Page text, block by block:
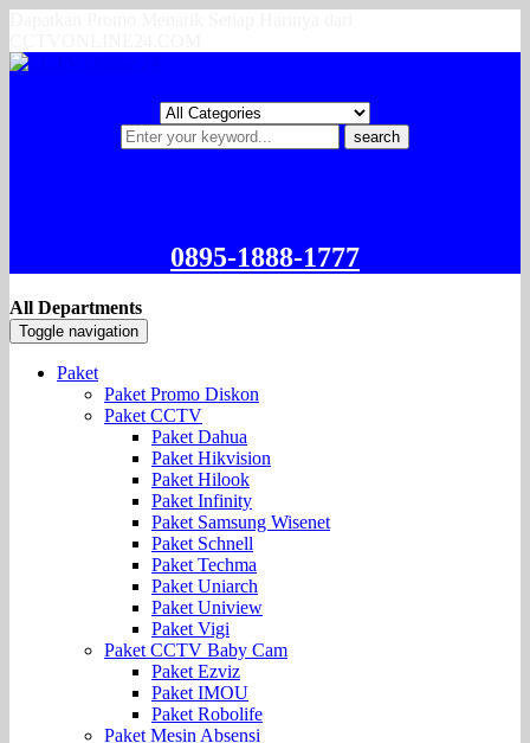
search
0895-1888-1777
All Departments
Toggle navigation
Paket
Paket Promo Diskon
Paket CCTV
Paket Dahua
Paket Hikvision
Paket Hilook
Paket Infinity
Paket Samsung Wisenet
Paket Schnell
Paket Techma
Paket Uniarch
Paket Uniview
Paket Vigi
Paket CCTV Baby Cam
Paket Ezviz
Paket IMOU
Paket Robolife
Paket Mesin Absensi